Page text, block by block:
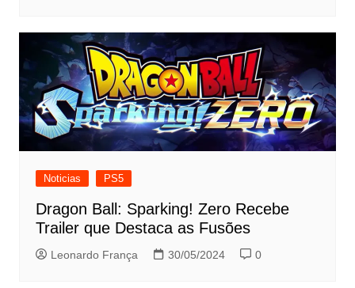
Noticias PS5
Dragon Ball: Sparking! Zero Recebe
Trailer que Destaca as Fusões
Leonardo França 30/05/2024 0